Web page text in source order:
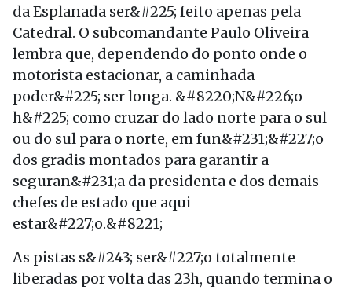
da Esplanada ser&#225; feito apenas pela
Catedral. O subcomandante Paulo Oliveira
lembra que, dependendo do ponto onde o
motorista estacionar, a caminhada
poder&#225; ser longa. &#8220;N&#226;o
h&#225; como cruzar do lado norte para o sul
ou do sul para o norte, em fun&#231;&#227;o
dos gradis montados para garantir a
seguran&#231;a da presidenta e dos demais
chefes de estado que aqui
estar&#227;o.&#8221;
As pistas s&#243; ser&#227;o totalmente
liberadas por volta das 23h, quando termina o